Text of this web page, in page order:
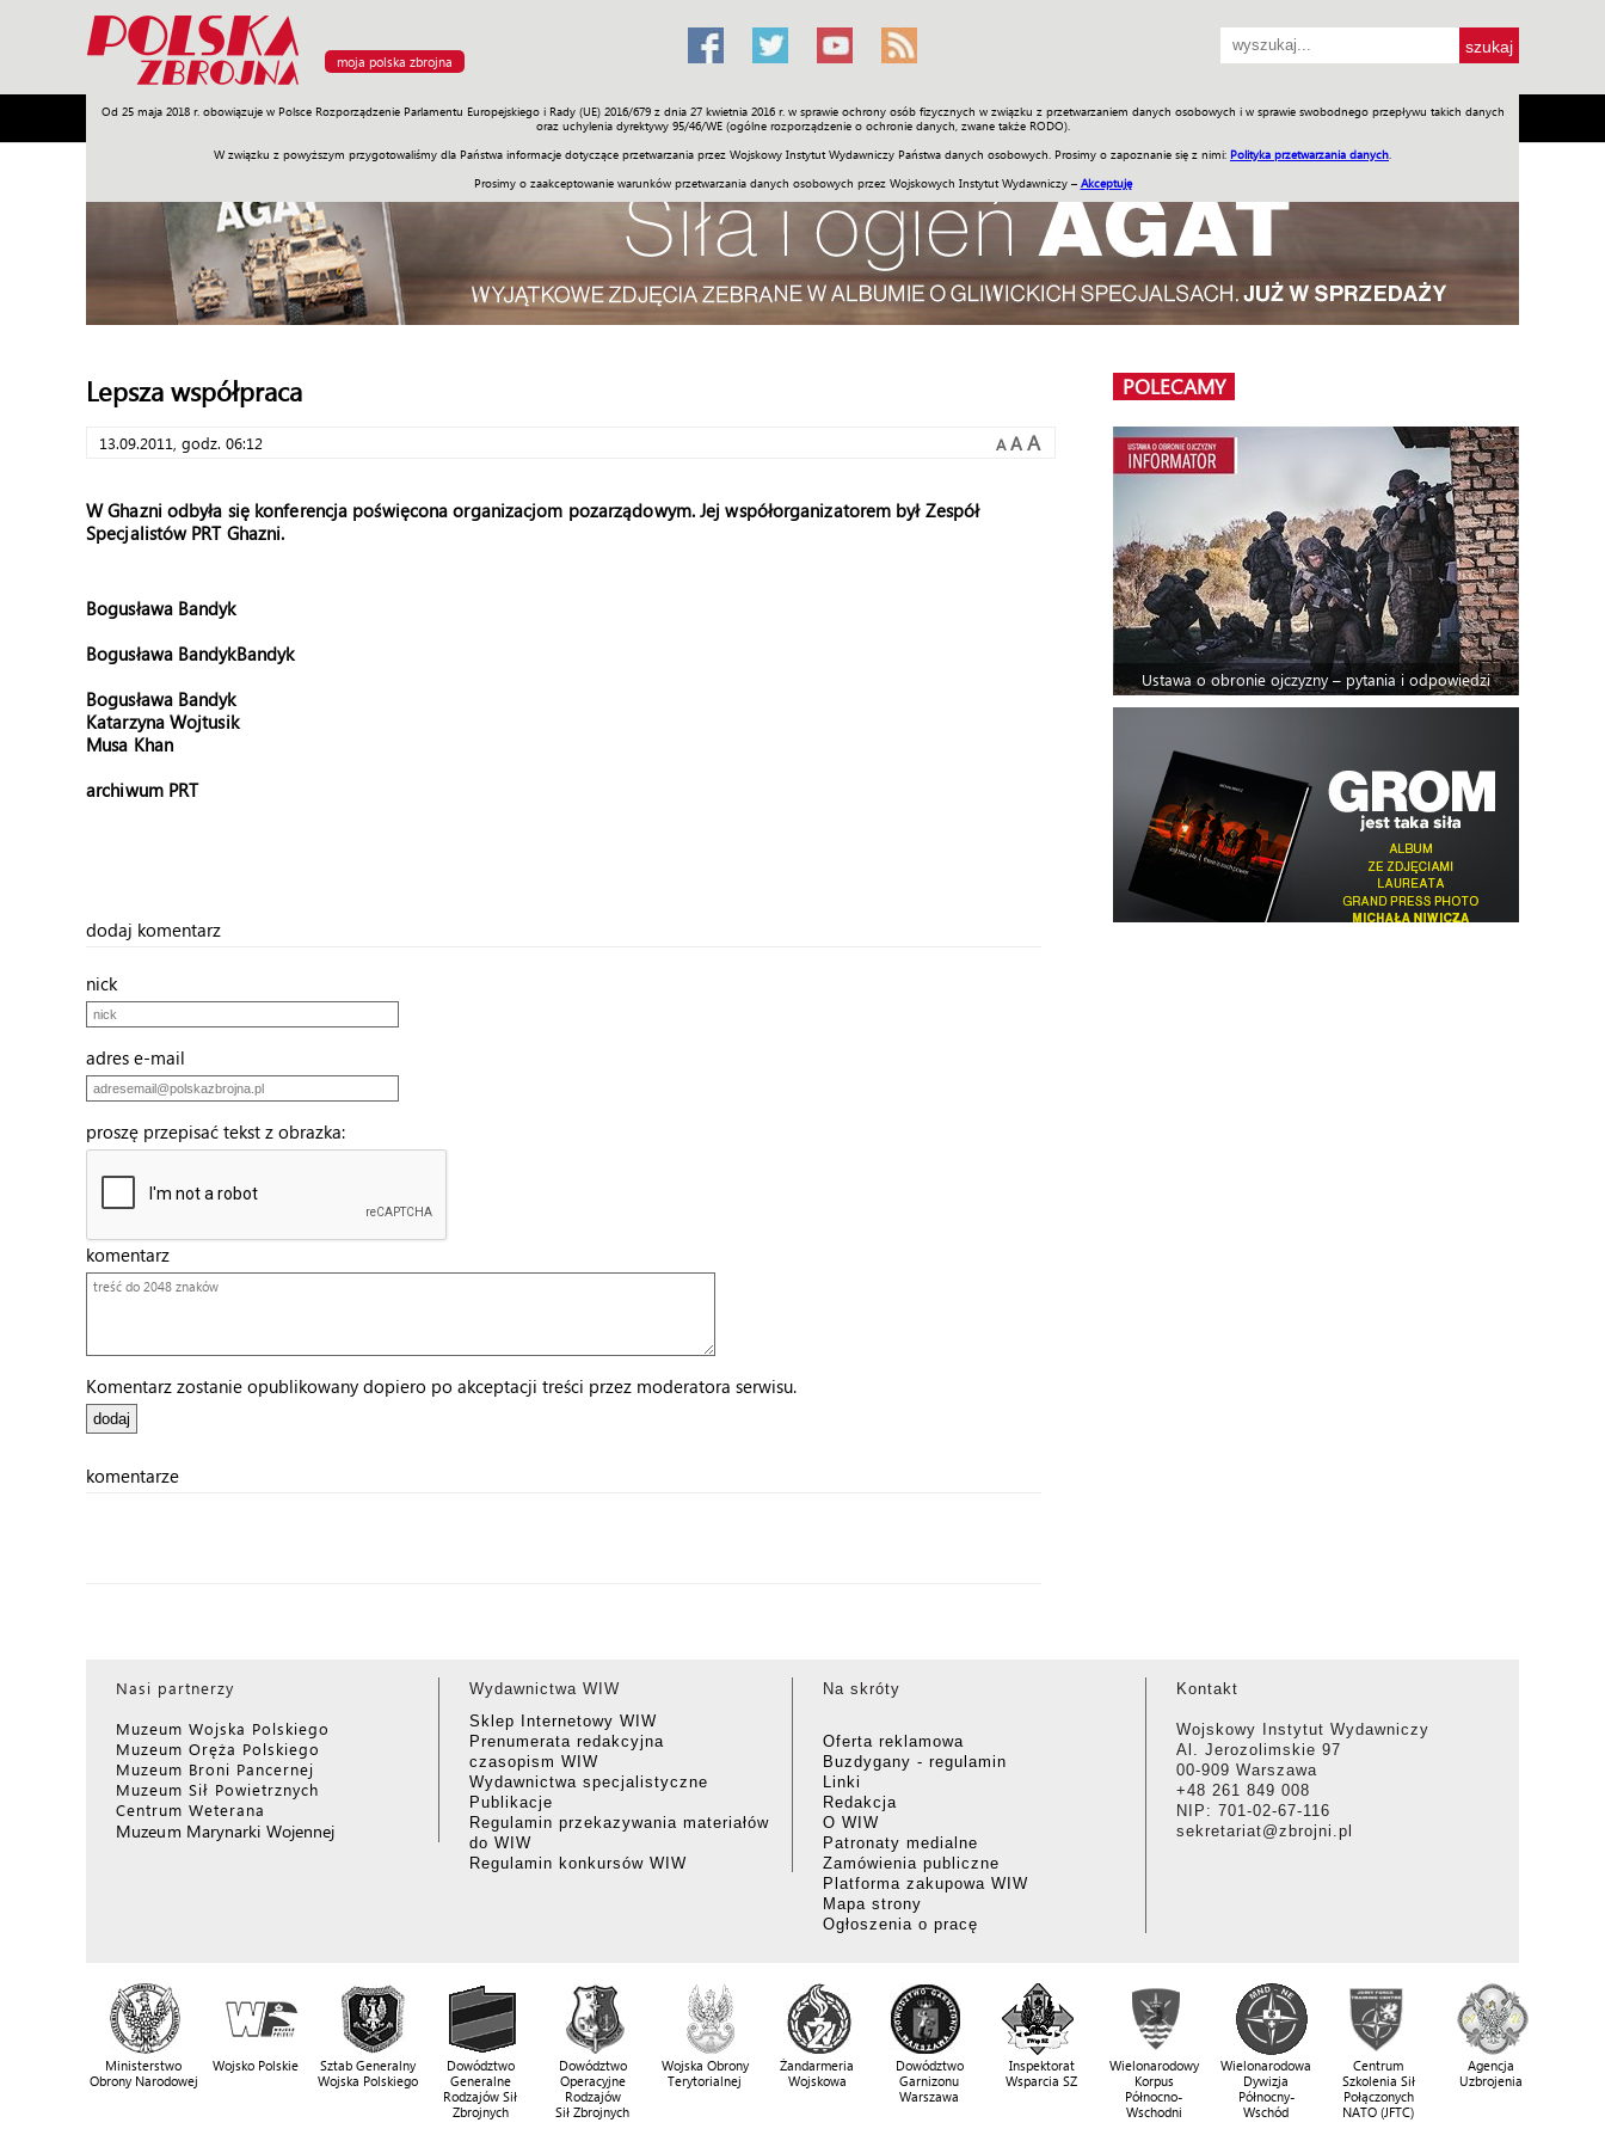
moja polska zbrojna
Od 25 maja 2018 r. obowiązuje w Polsce Rozporządzenie Parlamentu Europejskiego i Rady (UE) 2016/679 z dnia 27 kwietnia 2016 r. w sprawie ochrony osób fizycznych w związku z przetwarzaniem danych osobowych i w sprawie swobodnego przepływu takich danych
oraz uchylenia dyrektywy 95/46/WE (ogólne rozporządzenie o ochronie danych, zwane także RODO).
W związku z powyższym przygotowaliśmy dla Państwa informacje dotyczące przetwarzania przez Wojskowy Instytut Wydawniczy Państwa danych osobowych. Prosimy o zapoznanie się z nimi: Polityka przetwarzania danych
Prosimy o zaakceptowanie warunków przetwarzania danych osobowych przez Wojskowych Instytut Wydawniczy – Akceptuję
Armia Poligon Sprzęt Misje Polityka Prawo Świat Społeczność Sport Historia Galerie Wideo ENGLISH SKLEP Jednodniówki Praca w WIW
Lepsza współpraca
13.09.2011, godz. 06:12 A A A
W Ghazni odbyła się konferencja poświęcona organizacjom pozarządowym. Jej współorganizatorem był Zespół
Specjalistów PRT Ghazni.
Bogusława Bandyk
Bogusława BandykBandyk
Bogusława Bandyk
Katarzyna Wojtusik
Musa Khan
archiwum PRT
dodaj komentarz
nick
adres e-mail
proszę przepisać tekst z obrazka:
komentarz
Komentarz zostanie opublikowany dopiero po akceptacji treści przez moderatora serwisu.
komentarze
POLECAMY
Ustawa o obronie ojczyzny – pytania i odpowiedzi
Nasi partnerzy
Muzeum Wojska Polskiego
Muzeum Oręża Polskiego
Muzeum Broni Pancernej
Muzeum Sił Powietrznych
Centrum Weterana
Muzeum Marynarki Wojennej
Wydawnictwa WIW
Sklep Internetowy WIW
Prenumerata redakcyjna
czasopism WIW
Wydawnictwa specjalistyczne
Publikacje
Regulamin przekazywania materiałów
do WIW
Regulamin konkursów WIW
Na skróty
Oferta reklamowa
Buzdygany - regulamin
Linki
Redakcja
O WIW
Patronaty medialne
Zamówienia publiczne
Platforma zakupowa WIW
Mapa strony
Ogłoszenia o pracę
Kontakt
Wojskowy Instytut Wydawniczy
Al. Jerozolimskie 97
00-909 Warszawa
+48 261 849 008
NIP: 701-02-67-116
sekretariat@zbrojni.pl
Ministerstwo
Obrony Narodowej
Wojsko Polskie
Sztab Generalny
Wojska Polskiego
Dowództwo
Generalne
Rodzajów Sił
Zbrojnych
Dowództwo
Operacyjne
Rodzajów
Sił Zbrojnych
Wojska Obrony
Terytorialnej
Żandarmeria
Wojskowa
Dowództwo
Garnizonu
Warszawa
Inspektorat
Wsparcia SZ
Wielonarodowy
Korpus
Północno-
Wschodni
Wielonarodowa
Dywizja
Północny-
Wschód
Centrum
Szkolenia Sił
Połączonych
NATO (JFTC)
Agencja
Uzbrojenia